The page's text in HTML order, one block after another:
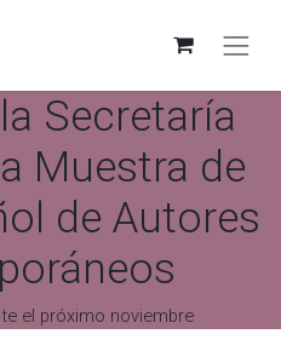
Secretaría
Muestra de
de Autores
el próximo noviembre